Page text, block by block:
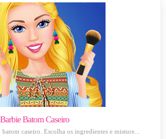
Barbie Batom Caseiro
caseiro. Escolha os ingredientes e misture...